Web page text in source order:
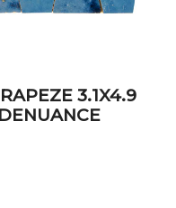
3.1X4.9